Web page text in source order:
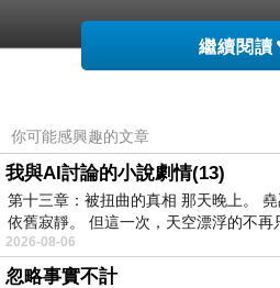
繼續閱讀
你可能感興趣的文章
我與AI討論的小說劇情(13)
第十三章：被扭曲的真相 那天晚上。
依舊寂靜。 但這一次，天空漂浮的不再
2026-08-06
忽略事實不計